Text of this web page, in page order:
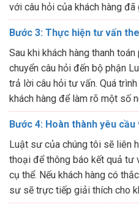
với câu hỏi của khách hàng đã
Bước 3: Thực hiện tư vấn
Sau khi khách hàng thanh
chuyển câu hỏi đến bộ phận
trả lời câu hỏi tư vấn. Quá
khách hàng để làm rõ một số
Bước 4: Hoàn thành yêu
Luật sư của chúng tôi sẽ liên
thoại để thông báo kết quả tư
cụ thể. Nếu khách hàng có
sư sẽ trực tiếp giải thích cho